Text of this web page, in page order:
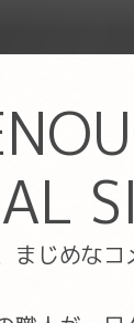
まじめな